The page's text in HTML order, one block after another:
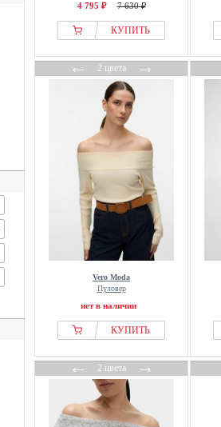
4 795 ₽ 7 630 ₽
КУПИТЬ
←2 цвета→
Vero Moda
Пуловер
нет в наличии
КУПИТЬ
←2 цвета→